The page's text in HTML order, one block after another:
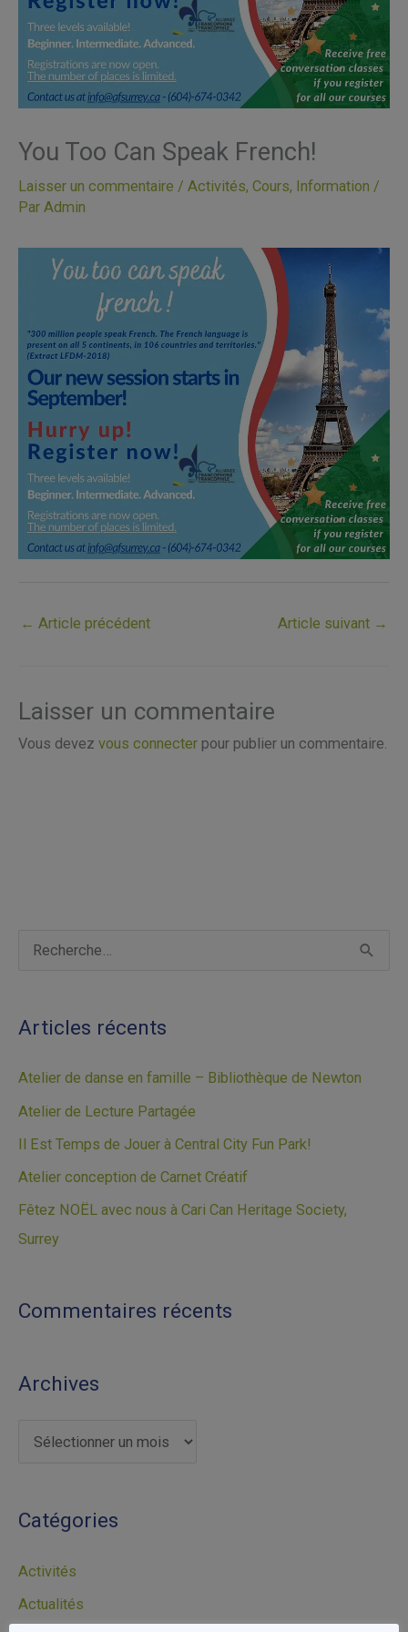
You Too Can Speak French!
Laisser un commentaire / Activités, Cours, Information /
Par Admin
← Article précédent Article suivant →
Laisser un commentaire
Vous devez vous connecter pour publier un commentaire.
e
e
r
Articles récents
Atelier de danse en famille – Bibliothèque de Newton
Atelier de Lecture Partagée
Il Est Temps de Jouer à Central City Fun Park!
Atelier conception de Carnet Créatif
Fêtez NOËL avec nous à Cari Can Heritage Society,
Surrey
Commentaires récents
Archives
h
v
e
s
Catégories
Activités
Actualités